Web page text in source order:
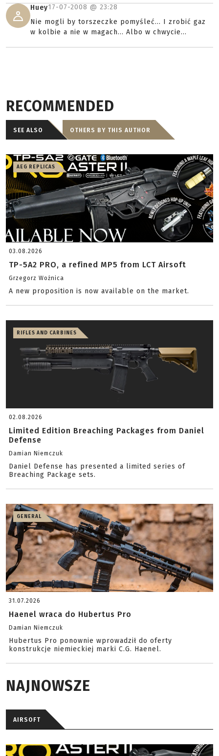
Huey17-07-2008 @ 23:28
Nie mogli by torszeczke pomyśleć... I zrobić gaz
w kolbie a nie w magach... Albo w chwycie...
RECOMMENDED
SEE ALSO OTHERS BY THIS AUTHOR
AEG REPLICAS
03.08.2026
TP-5A2 PRO, a refined MP5 from LCT Airsoft
Grzegorz Woźnica
A new proposition is now available on the market.
RIFLES AND CARBINES
02.08.2026
Limited Edition Breaching Packages from Daniel
Defense
Damian Niemczuk
Daniel Defense has presented a limited series of
Breaching Package sets.
GENERAL
31.07.2026
Haenel wraca do Hubertus Pro
Damian Niemczuk
Hubertus Pro ponownie wprowadził do oferty
konstrukcje niemieckiej marki C.G. Haenel.
NAJNOWSZE
AIRSOFT